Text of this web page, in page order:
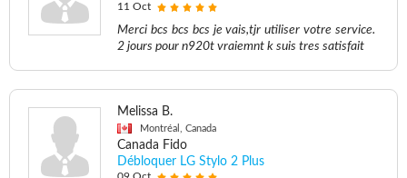
11 Oct
Merci bcs bcs bcs je vais,tjr utiliser votre service.
2 jours pour n920t vraiemnt k suis tres satisfait
Melissa B.
Montréal, Canada
Canada Fido
Débloquer LG Stylo 2 Plus